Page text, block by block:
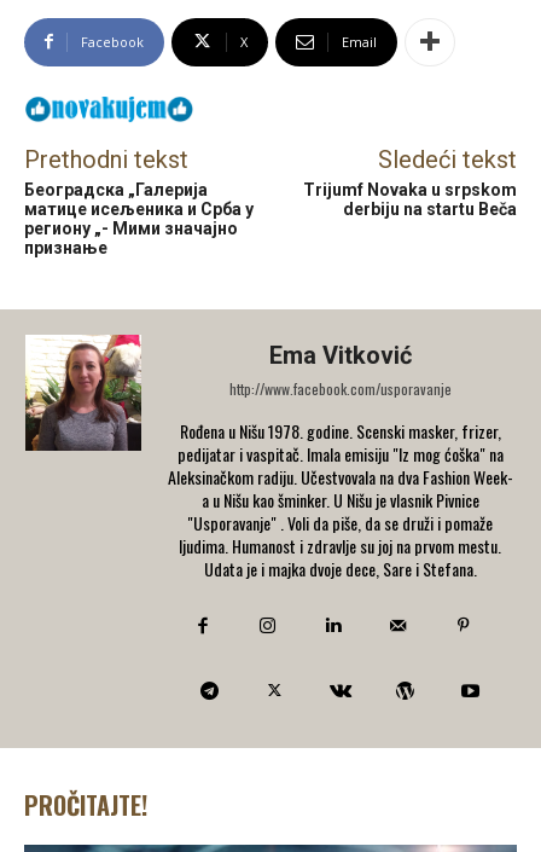
Facebook X Email
Prethodni tekst
Београдска „Галерија
матице исељеника и Срба у
региону „- Мими значајно
признање
Sledeći tekst
Trijumf Novaka u srpskom
derbiju na startu Beča
Ema Vitković
http://www.facebook.com/usporavanje
Rođena u Nišu 1978. godine. Scenski masker, frizer,
pedijatar i vaspitač. Imala emisiju "Iz mog ćoška" na
Aleksinačkom radiju. Učestvovala na dva Fashion Week-
a u Nišu kao šminker. U Nišu je vlasnik Pivnice
"Usporavanje" . Voli da piše, da se druži i pomaže
ljudima. Humanost i zdravlje su joj na prvom mestu.
Udata je i majka dvoje dece, Sare i Stefana.
PROČITAJTE!